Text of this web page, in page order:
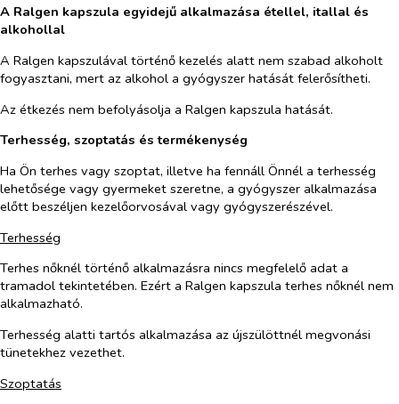
A Ralgen kapszula egyidejű alkalmazása étellel, itallal és
alkohollal
A Ralgen kapszulával történő kezelés alatt nem szabad alkoholt
fogyasztani, mert az alkohol a gyógyszer hatását felerősítheti.
Az étkezés nem befolyásolja a Ralgen kapszula hatását.
Terhesség, szoptatás és termékenység
Ha Ön terhes vagy szoptat, illetve ha fennáll Önnél a terhesség
lehetősége vagy gyermeket szeretne, a gyógyszer alkalmazása
előtt beszéljen kezelőorvosával vagy gyógyszerészével.
Terhesség
Terhes nőknél történő alkalmazásra nincs megfelelő adat a
tramadol tekintetében. Ezért a Ralgen kapszula terhes nőknél nem
alkalmazható.
Terhesség alatti tartós alkalmazása az újszülöttnél megvonási
tünetekhez vezethet.
Szoptatás